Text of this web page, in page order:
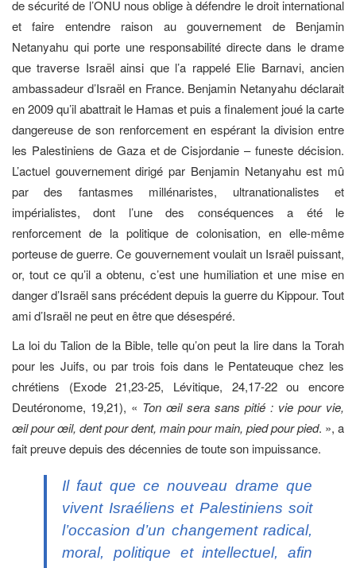
de sécurité de l’ONU nous oblige à défendre le droit international
et faire entendre raison au gouvernement de Benjamin
Netanyahu qui porte une responsabilité directe dans le drame
que traverse Israël ainsi que l’a rappelé Elie Barnavi, ancien
ambassadeur d’Israël en France. Benjamin Netanyahu déclarait
en 2009 qu’il abattrait le Hamas et puis a finalement joué la carte
dangereuse de son renforcement en espérant la division entre
les Palestiniens de Gaza et de Cisjordanie – funeste décision.
L’actuel gouvernement dirigé par Benjamin Netanyahu est mû
par des fantasmes millénaristes, ultranationalistes et
impérialistes, dont l’une des conséquences a été le
renforcement de la politique de colonisation, en elle-même
porteuse de guerre. Ce gouvernement voulait un Israël puissant,
or, tout ce qu’il a obtenu, c’est une humiliation et une mise en
danger d’Israël sans précédent depuis la guerre du Kippour. Tout
ami d’Israël ne peut en être que désespéré.
La loi du Talion de la Bible, telle qu’on peut la lire dans la Torah
pour les Juifs, ou par trois fois dans le Pentateuque chez les
chrétiens (Exode 21,23-25, Lévitique, 24,17-22 ou encore
Deutéronome, 19,21), « Ton œil sera sans pitié : vie pour vie,
œil pour œil, dent pour dent, main pour main, pied pour pied. », a
fait preuve depuis des décennies de toute son impuissance.
Il faut que ce nouveau drame que
vivent Israéliens et Palestiniens soit
l’occasion d’un changement radical,
moral, politique et intellectuel, afin